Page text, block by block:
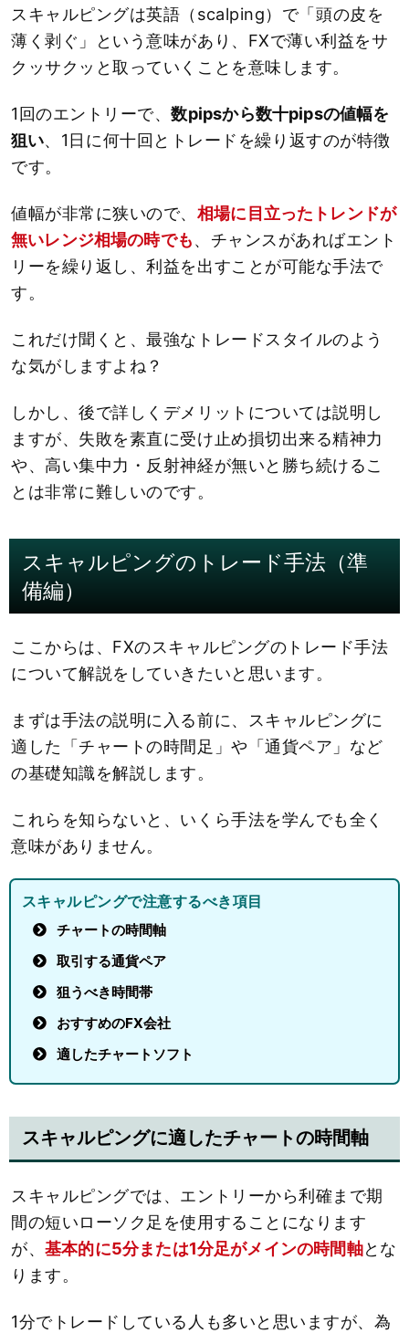
スキャルピングは英語（scalping）で「頭の皮を
薄く剥ぐ」という意味があり、FXで薄い利益をサ
クッサクッと取っていくことを意味します。
1回のエントリーで、数pipsから数十pipsの値幅を
狙い、1日に何十回とトレードを繰り返すのが特徴
です。
値幅が非常に狭いので、 相場に目立ったトレンドが
無いレンジ相場の時でも、チャンスがあればエント
リーを繰り返し、利益を出すことが可能な手法で
す。
これだけ聞くと、最強なトレードスタイルのよう
な気がしますよね？
しかし、後で詳しくデメリットについては説明し
ますが、失敗を素直に受け止め損切出来る精神力
や、高い集中力・反射神経が無いと勝ち続けるこ
とは非常に難しいのです。
スキャルピングのトレード手法（準
備編）
ここからは、FXのスキャルピングのトレード手法
について解説をしていきたいと思います。
まずは手法の説明に入る前に、スキャルピングに
適した「チャートの時間足」や「通貨ペア」など
の基礎知識を解説します。
これらを知らないと、いくら手法を学んでも全く
意味がありません。
スキャルピングで注意するべき項目
チャートの時間軸
取引する通貨ペア
狙うべき時間帯
おすすめのFX会社
適したチャートソフト
スキャルピングに適したチャートの時間軸
スキャルピングでは、エントリーから利確まで期
間の短いローソク足を使用することになります
が、基本的に5分または1分足がメインの時間軸とな
ります。
1分でトレードしている人も多いと思いますが、為